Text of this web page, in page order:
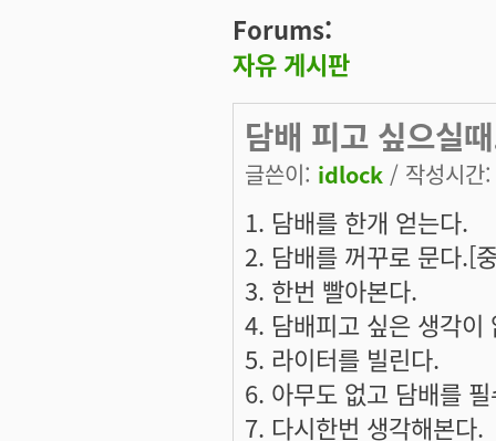
Forums:
자유 게시판
담배 피고 싶으실
글쓴이: idlock / 작성시
1. 담배를 한개 얻는다.
2. 담배를 꺼꾸로 문다.[
3. 한번 빨아본다.
4. 담배피고 싶은 생각이
5. 라이터를 빌린다.
6. 아무도 없고 담배를
7. 다시한번 생각해본다.